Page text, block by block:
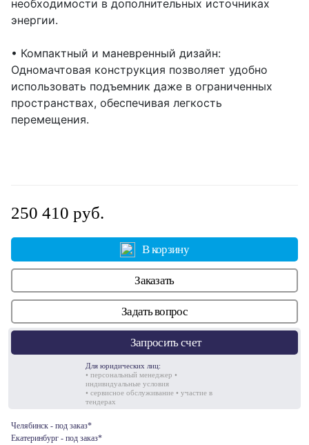
необходимости в дополнительных источниках
энергии.
• Компактный и маневренный дизайн:
Одномачтовая конструкция позволяет удобно
использовать подъемник даже в ограниченных
пространствах, обеспечивая легкость
перемещения.
250 410 руб.
В корзину
Заказать
Задать вопрос
Запросить счет
Для юридических лиц:
• персональный менеджер •
индивидуальные условия
• сервисное обслуживание • участие в
тендерах
Челябинск - под заказ*
Екатеринбург - под заказ*